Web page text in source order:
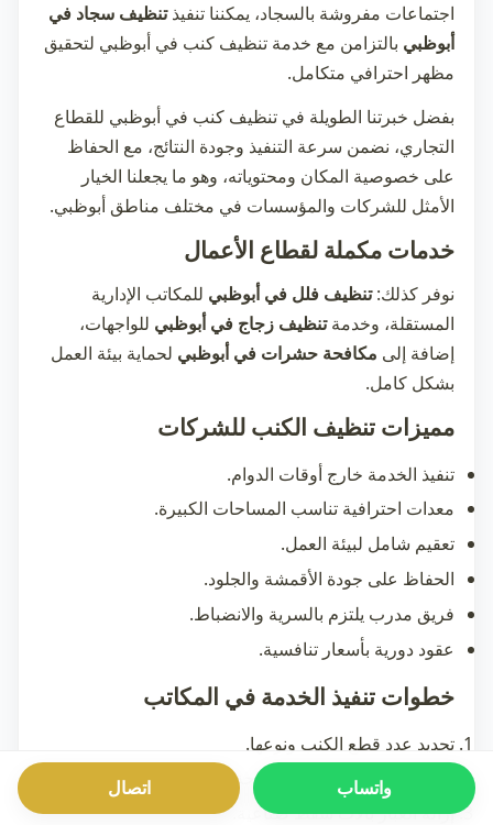
اجتماعات مفروشة بالسجاد، يمكننا تنفيذتنظيف سجاد في
أبوظبي بالتزامن مع خدمة تنظيف كنب في أبوظبي لتحقيق
مظهر احترافي متكامل.
بفضل خبرتنا الطويلة في تنظيف كنب في أبوظبي للقطاع
التجاري، نضمن سرعة التنفيذ وجودة النتائج، مع الحفاظ
على خصوصية المكان ومحتوياته، وهو ما يجعلنا الخيار
الأمثل للشركات والمؤسسات في مختلف مناطق أبوظبي.
خدمات مكملة لقطاع الأعمال
نوفر كذلك:تنظيف فلل في أبوظبي للمكاتب الإدارية
المستقلة، وخدمةتنظيف زجاج في أبوظبي للواجهات،
إضافة إلى مكافحة حشرات في أبوظبي لحماية بيئة العمل
بشكل كامل.
مميزات تنظيف الكنب للشركات
تنفيذ الخدمة خارج أوقات الدوام.
معدات احترافية تناسب المساحات الكبيرة.
تعقيم شامل لبيئة العمل.
الحفاظ على جودة الأقمشة والجلود.
فريق مدرب يلتزم بالسرية والانضباط.
عقود دورية بأسعار تنافسية.
خطوات تنفيذ الخدمة في المكاتب
تحديد عدد قطع الكنب ونوعها.
وضع خطة عمل تناسب مساحة المكتب.
إزالة الغبار بآلات شفط صناعية.
واتساب اتصال